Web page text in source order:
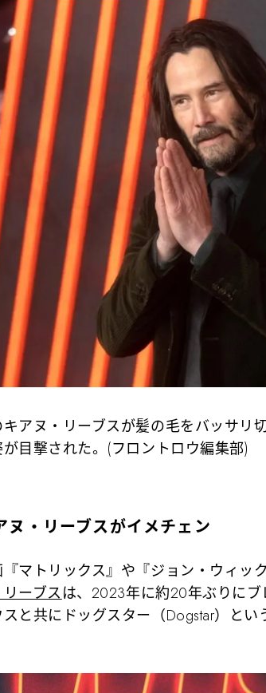
アヌ・リーブスが髪の毛をバッサリ
目撃された。(フロントロウ編集部)
ヌ・リーブスがイメチェン
マトリックス』や『ジョン・ウィッ
ーブスは、2023年に約20年ぶりに
と共にドッグスター（Dogstar）と